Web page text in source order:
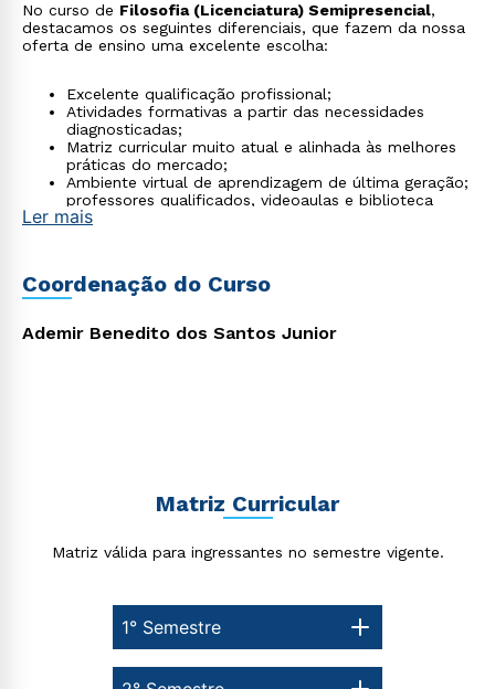
No curso de Filosofia (Licenciatura) Semipresencial,
destacamos os seguintes diferenciais, que fazem da nossa
oferta de ensino uma excelente escolha:
Excelente qualificação profissional;
Atividades formativas a partir das necessidades
diagnosticadas;
Matriz curricular muito atual e alinhada às melhores
práticas do mercado;
Ambiente virtual de aprendizagem de última geração;
professores qualificados, videoaulas e biblioteca
virtual;
processo de aprendizagem para um método efetivo
Ler mais
Coordenação do Curso
Ademir Benedito dos Santos Junior
Matriz Curricular
Matriz válida para ingressantes no semestre vigente.
1° Semestre
WhatsApp
ou